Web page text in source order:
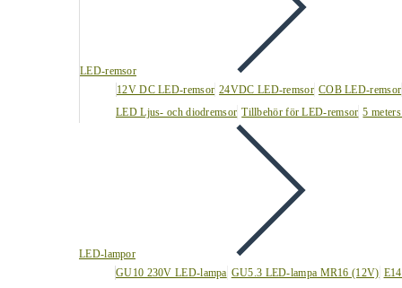
LED-remsor
12V DC LED-remsor 24VDC LED-remsor COB LED-remsor
LED Ljus- och diodremsor Tillbehör för LED-remsor 5
LED-lampor
GU10 230V LED-lampa GU5.3 LED-lampa MR16 (12V)